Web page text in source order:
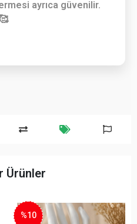
ayrıca güvenilir.
Ürünler
%10